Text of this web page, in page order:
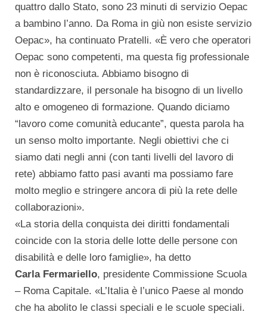
quattro dallo Stato, sono 23 minuti di servizio Oepac
a bambino l’anno. Da Roma in giù non esiste servizio
Oepac», ha continuato Pratelli. «È vero che operatori
Oepac sono competenti, ma questa fig professionale
non è riconosciuta. Abbiamo bisogno di
standardizzare, il personale ha bisogno di un livello
alto e omogeneo di formazione. Quando diciamo
“lavoro come comunità educante”, questa parola ha
un senso molto importante. Negli obiettivi che ci
siamo dati negli anni (con tanti livelli del lavoro di
rete) abbiamo fatto pasi avanti ma possiamo fare
molto meglio e stringere ancora di più la rete delle
collaborazioni».
«La storia della conquista dei diritti fondamentali
coincide con la storia delle lotte delle persone con
disabilità e delle loro famiglie», ha detto
Carla Fermariello, presidente Commissione Scuola
– Roma Capitale. «L’Italia è l’unico Paese al mondo
che ha abolito le classi speciali e le scuole speciali.